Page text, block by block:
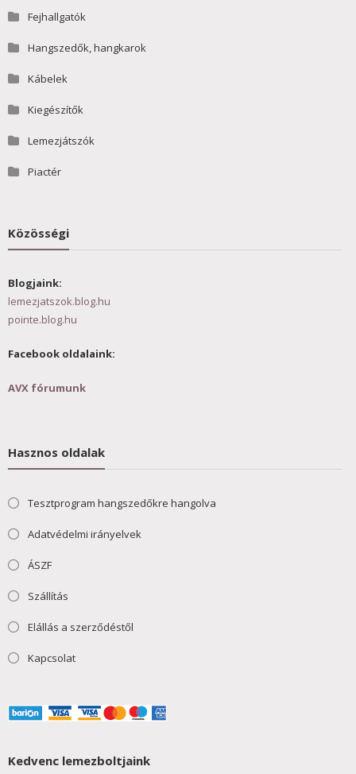
Fejhallgatók
Hangszedők, hangkarok
Kábelek
Kiegészítők
Lemezjátszók
Piactér
Közösségi
Blogjaink:
lemezjatszok.blog.hu
pointe.blog.hu
Facebook oldalaink:
AVX fórumunk
Hasznos oldalak
Tesztprogram hangszedőkre hangolva
Adatvédelmi irányelvek
ÁSZF
Szállítás
Elállás a szerződéstől
Kapcsolat
Kedvenc lemezboltjaink